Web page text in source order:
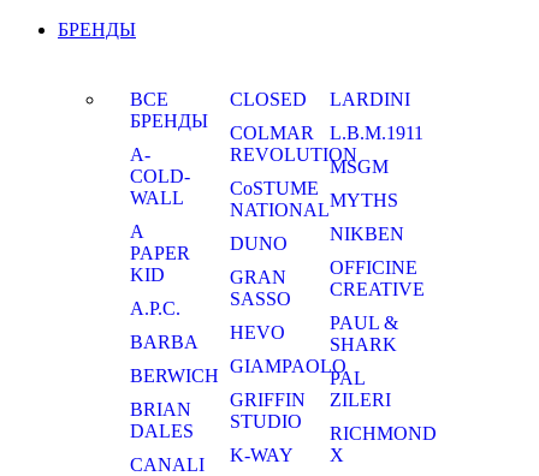
БРЕНДЫ
ВСЕ
БРЕНДЫ
A-
COLD-
WALL
A
PAPER
KID
A.P.C.
BARBA
BERWICH
BRIAN
DALES
CANALI
CLOSED
COLMAR
REVOLUTION
CoSTUME
NATIONAL
DUNO
GRAN
SASSO
HEVO
GIAMPAOLO
GRIFFIN
STUDIO
K-WAY
LARDINI
L.B.M.1911
MSGM
MYTHS
NIKBEN
OFFICINE
CREATIVE
PAUL &
SHARK
PAL
ZILERI
RICHMOND
X